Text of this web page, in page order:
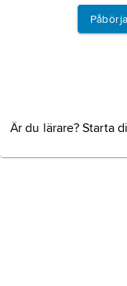
Är du lärare? Starta